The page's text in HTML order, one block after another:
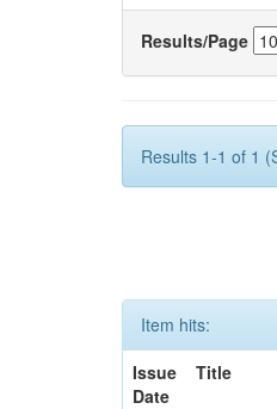
Results/Page
Results 1-1 of 1
Item hits:
Issue
Date
Title